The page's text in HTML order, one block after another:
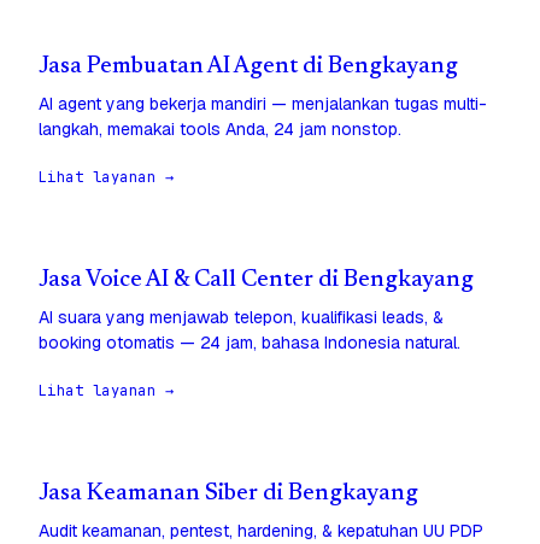
Jasa Pembuatan AI Agent di Bengkayang
AI agent yang bekerja mandiri — menjalankan tugas multi-
langkah, memakai tools Anda, 24 jam nonstop.
Lihat layanan →
Jasa Voice AI & Call Center di Bengkayang
AI suara yang menjawab telepon, kualifikasi leads, &
booking otomatis — 24 jam, bahasa Indonesia natural.
Lihat layanan →
Jasa Keamanan Siber di Bengkayang
Audit keamanan, pentest, hardening, & kepatuhan UU PDP